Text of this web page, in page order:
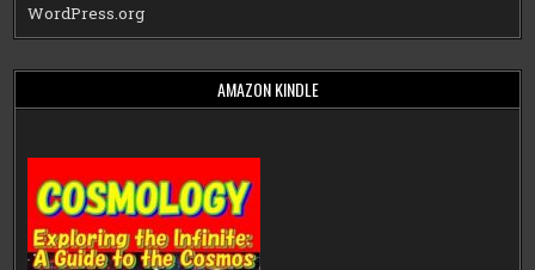
WordPress.org
AMAZON KINDLE